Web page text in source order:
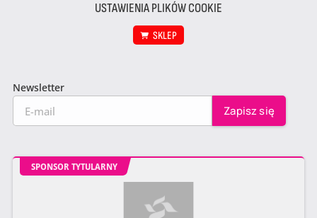
USTAWIENIA PLIKÓW COOKIE
SKLEP
Newsletter
SPONSOR TYTULARNY